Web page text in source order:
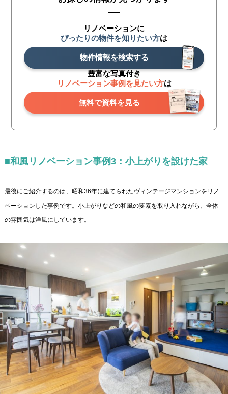
リノベーションに
ぴったりの物件を知りたい方は
物件情報を検索する
豊富な写真付き
リノベーション事例を見たい方は
無料で資料を見る
■和風リノベーション事例3：小上がりを設けた家
最後にご紹介するのは、昭和36年に建てられたヴィンテージマンションをリノ
ベーションした事例です。小上がりなどの和風の要素を取り入れながら、全体
の雰囲気は洋風にしています。